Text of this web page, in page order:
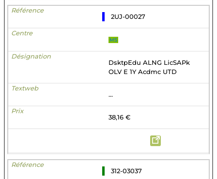
2UJ-00027
MS
DsktpEdu ALNG LicSAPk
OLV E 1Y Acdmc UTD
...
38,16 €
312-03037